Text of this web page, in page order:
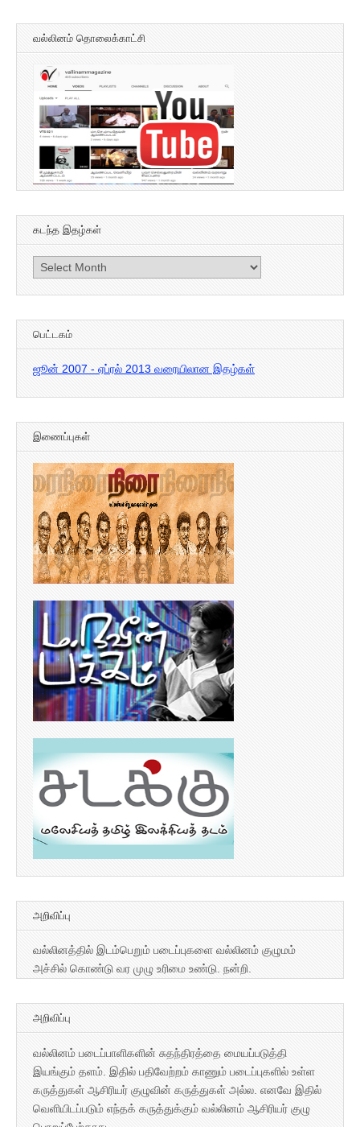
வல்லினம் தொலைக்காட்சி
கடந்த இதழ்கள்
கடந்த
இதழ்கள்
பெட்டகம்
ஜூன் 2007 - ஏப்ரல் 2013 வரையிலான இதழ்கள்
இணைப்புகள்
அறிவிப்பு
வல்லினத்தில் இடம்பெறும் படைப்புகளை வல்லினம் குழுமம்
அச்சில் கொண்டு வர முழு உரிமை உண்டு. நன்றி.
அறிவிப்பு
வல்லினம் படைப்பாளிகளின் சுதந்திரத்தை மையப்படுத்தி
இயங்கும் தளம். இதில் பதிவேற்றம் காணும் படைப்புகளில் உள்ள
கருத்துகள் ஆசிரியர் குழுவின் கருத்துகள் அல்ல. எனவே இதில்
வெளியிடப்படும் எந்தக் கருத்துக்கும் வல்லினம் ஆசிரியர் குழு